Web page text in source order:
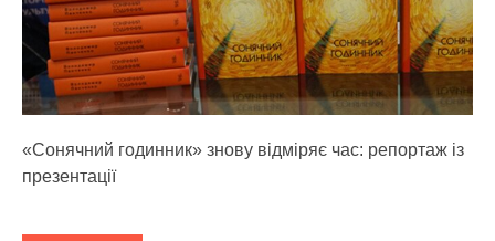
«Сонячний годинник» знову відміряє час: репортаж із
презентації